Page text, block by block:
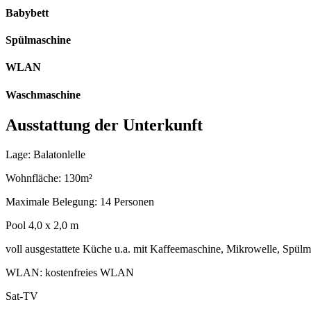
Babybett
Spülmaschine
WLAN
Waschmaschine
Ausstattung der Unterkunft
Lage: Balatonlelle
Wohnfläche: 130m²
Maximale Belegung: 14 Personen
Pool 4,0 x 2,0 m
voll ausgestattete Küche u.a. mit Kaffeemaschine, Mikrowelle,
WLAN: kostenfreies WLAN
Sat-TV